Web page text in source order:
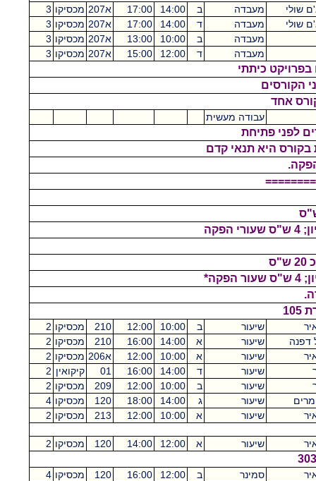
שולי מעבדה ב 14:00
17:00 א207 מכסיקו 3
שולי
מעבדה ד 14:00
17:00 א207 מכסיקו 3
מעבדה
ב 10:00
13:00 א207 מכסיקו 3
מעבדה
ד 12:00
15:00 א207 מכסיקו 3
כיתתי
הקורסים
אחד
עבודה מעשית
לפני פתיחת
בקורס היא תנאי קדם
שיעור ב 10:00
12:00
210 מכסיקו 2
דפנה
שיעור א 14:00
16:00
210 מכסיקו 2
שיעור א 10:00
12:00 א206 מכסיקו 2
שיעור ד 14:00
16:00
01 קיקואין 2
שיעור ב 10:00
12:00
209 מכסיקו 2
מרים
שיעור ג 14:00
18:00
120 מכסיקו 4
שיעור א 10:00
12:00
213 מכסיקו 2
שיעור א 12:00
14:00
120 מכסיקו 2
סמינר ב 12:00
16:00
120 מכסיקו 4